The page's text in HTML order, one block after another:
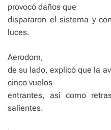
provocó daños que
dispararon el sistema y
luces.
Aerodom,
de su lado, explicó que la
cinco vuelos
entrantes, así como
salientes.